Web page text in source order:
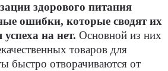
здорового питания
ошибки, которые сводят их
на нет. Основной из них
товаров для
быстро отворачиваются от